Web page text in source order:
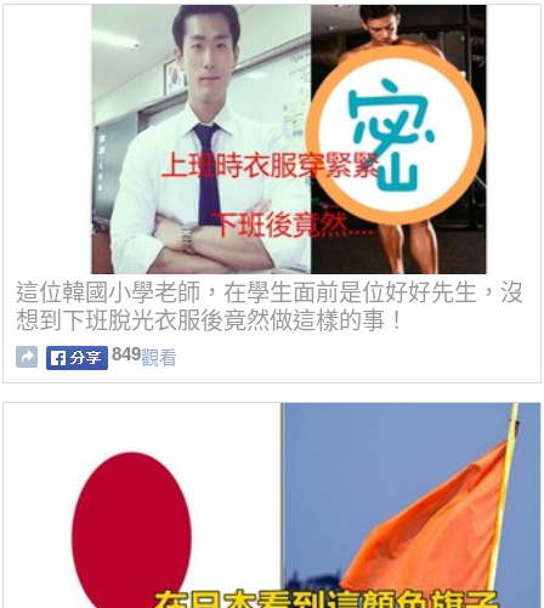
這位韓國小學老師，在學生面前是位好好先生，沒
想到下班脫光衣服後竟然做這樣的事！
849觀看